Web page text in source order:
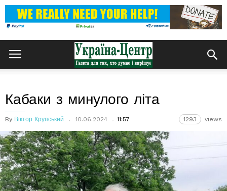
Кабаки з минулого літа
By Віктор Крупський 10.06.2024 11:57 1293 views